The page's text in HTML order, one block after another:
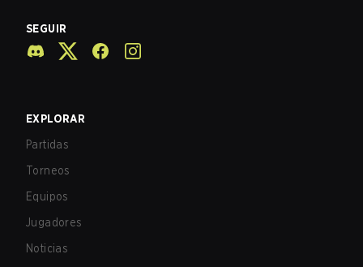
SEGUIR
EXPLORAR
Partidas
Torneos
Equipos
Jugadores
Noticias